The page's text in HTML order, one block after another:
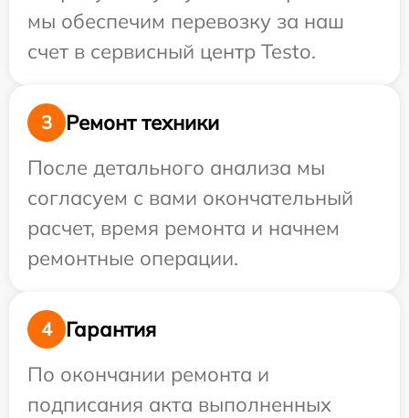
мы обеспечим перевозку за наш
счет в сервисный центр Testo.
3
Ремонт техники
После детального анализа мы
согласуем с вами окончательный
расчет, время ремонта и начнем
ремонтные операции.
4
Гарантия
По окончании ремонта и
подписания акта выполненных